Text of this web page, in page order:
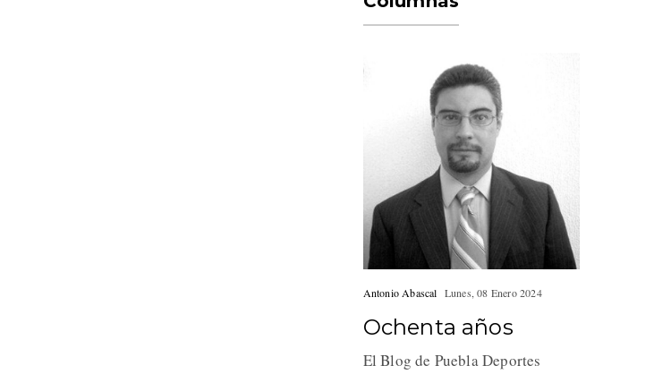
Antonio Abascal Lunes, 08 Enero 2024
Ochenta años
El Blog de Puebla Deportes